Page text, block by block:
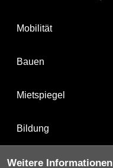
Mobilität
Bauen
Mietspiegel
Bildung
Weitere Informationen